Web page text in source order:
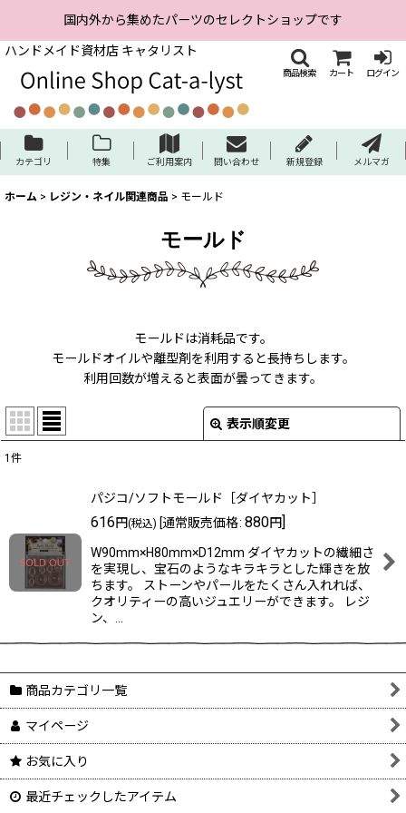
国内外から集めたパーツのセレクトショップです
ハンドメイド資材店 キャタリスト
商品検索 カート ログイン
カテゴリ 特集 ご利用案内 問い合わせ 新規登録 メルマガ
ホーム > レジン・ネイル関連商品 > モールド
モールド
モールドは消耗品です。
モールドオイルや離型剤を利用すると長持ちします。
利用回数が増えると表面が曇ってきます。
表示順変更
並び順:
絞り込む
1 件
パジコ/ソフトモールド［ダイヤカット］
616円(税込) [通常販売価格: 880円]
W90mm×H80mm×D12mm ダイヤカットの繊細さ
を実現し、宝石のようなキラキラとした輝きを放
ちます。 ストーンやパールをたくさん入れれば、
クオリティーの高いジュエリーができます。 レジ
ン、…
商品カテゴリ一覧
マイページ
お気に入り
最近チェックしたアイテム